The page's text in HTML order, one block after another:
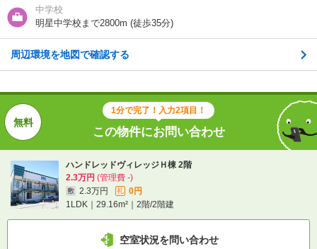
交通
ＪＲ函館本線/旭川駅 歩59分
1分で完了！入力2項目！
この物件にお問い合わせ
2.3万円 (管理費 -)
敷 2.3万円 礼
0円
1LDK｜29.16m²｜2階/2階建
中学校
明星中学校まで2800m (徒歩35分)
周辺環境を地図で確認する
1分で完了！入力2項目！
この物件にお問い合わせ
ハンドレッドヴィレッジＨ棟 2階
2.3万円 (管理費 -)
敷 2.3万円 礼
0円
1LDK｜29.16m²｜2階/2階建
空室状況を問い合わせ